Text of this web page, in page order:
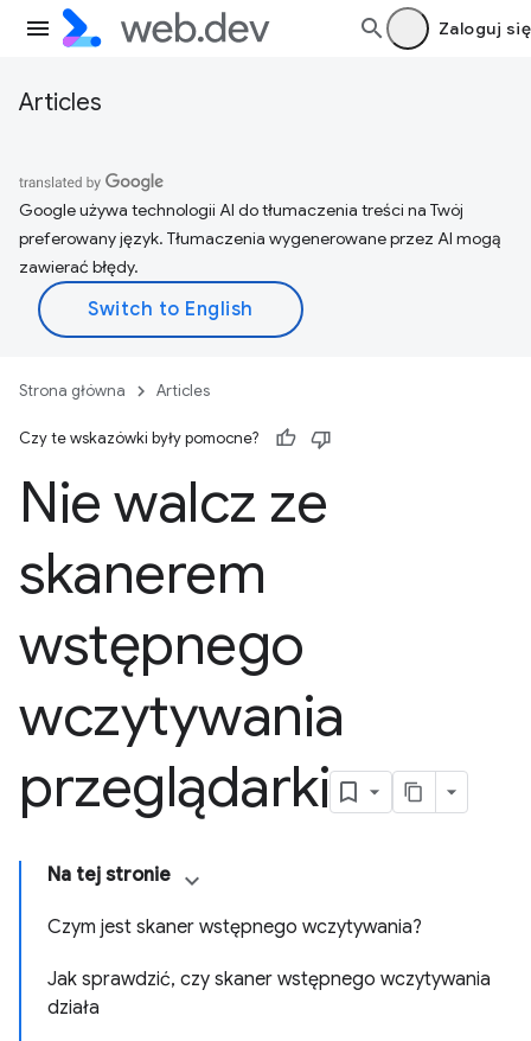
Zaloguj się
Articles
Google używa technologii AI do tłumaczenia treści na Twój
preferowany język. Tłumaczenia wygenerowane przez AI mogą
zawierać błędy.
Strona główna Articles
Czy te wskazówki były pomocne?
Nie walcz ze
skanerem
wstępnego
wczytywania
przeglądarki
Na tej stronie
Czym jest skaner wstępnego wczytywania?
Jak sprawdzić, czy skaner wstępnego wczytywania
działa